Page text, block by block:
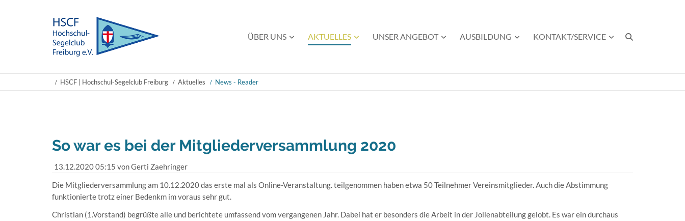
Navigation
ÜBER UNS AKTUELLES UNSER ANGEBOT AUSBILDUNG KONTAKT/SERVICE
HSCF | Hochschul-Segelclub Freiburg Aktuelles News - Reader
So war es bei der Mitgliederversammlung 2020
13.12.2020 05:15 von Gerti Zaehringer
Die Mitgliederversammlung am 10.12.2020 das erste mal als Online-Veranstaltung. teilgenommen haben etwa 50 Teilnehmer Vereinsmitglieder. Auch die Abstimmung
funktionierte trotz einer Bedenkm im voraus sehr gut.
Christian (1.Vorstand) begrüßte alle und berichtete umfassend vom vergangenen Jahr. Dabei hat er besonders die Arbeit in der Jollenabteilung gelobt. Es war ein durchaus